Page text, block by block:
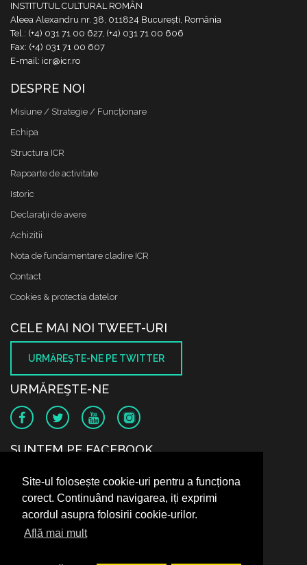
Site-ul folosește cookie-uri pentru a funcționa
corect. Continuând navigarea, iți exprimi
acordul asupra folosirii cookie-urilor.
Află mai mult
INSTITUTUL CULTURAL ROMÂN
Aleea Alexandru nr. 38, 011824 București, România
Tel.: (+4) 031 71 00 627, (+4) 031 71 00 606
Fax: (+4) 031 71 00 607
E-mail: icr@icr.ro
DESPRE NOI
Misiune / Strategie / Funcţionare
Echipa
Structura ICR
Rapoarte de activitate
Istoric
Declaraţii de avere
Achizitii
Nota de fundamentare cladire ICR
Contact
Cookies & protectia datelor
CELE MAI NOI TWEET-URI
URMĂREŞTE-NE PE TWITTER
URMĂREŞTE-NE
SUNTEM PE FACEBOOK